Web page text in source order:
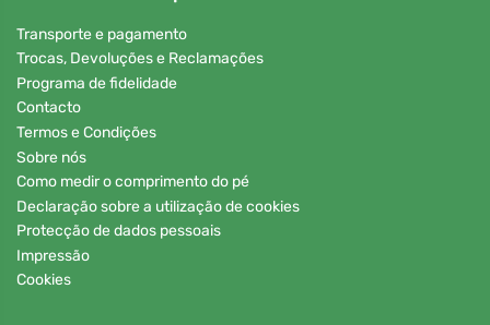
Transporte e pagamento
Trocas, Devoluções e Reclamações
Programa de fidelidade
Contacto
Termos e Condições
Sobre nós
Como medir o comprimento do pé
Declaração sobre a utilização de cookies
Protecção de dados pessoais
Impressão
Cookies